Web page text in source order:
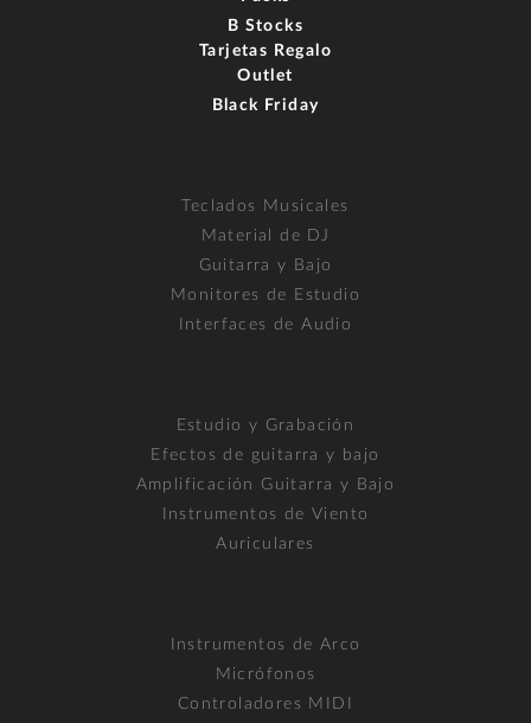
B Stocks
Tarjetas Regalo
Outlet
Black Friday
Teclados Musicales
Material de DJ
Guitarra y Bajo
Monitores de Estudio
Interfaces de Audio
Estudio y Grabación
Efectos de guitarra y bajo
Amplificación Guitarra y Bajo
Instrumentos de Viento
Auriculares
Instrumentos de Arco
Micrófonos
Controladores MIDI